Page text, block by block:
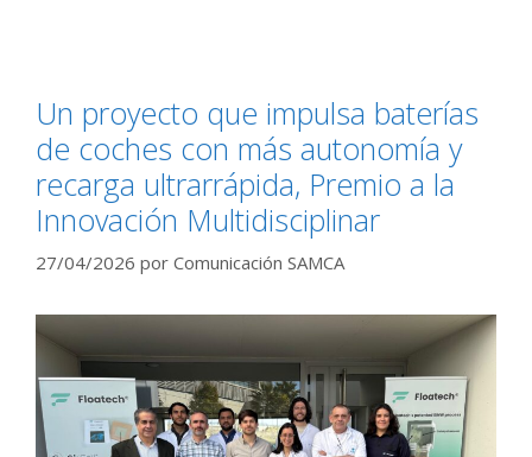
Un proyecto que impulsa baterías
de coches con más autonomía y
recarga ultrarrápida, Premio a la
Innovación Multidisciplinar
27/04/2026 por Comunicación SAMCA